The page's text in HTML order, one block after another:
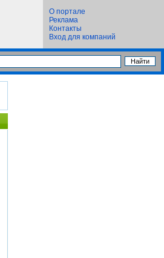
О портале
Реклама
Контакты
Вход для компаний